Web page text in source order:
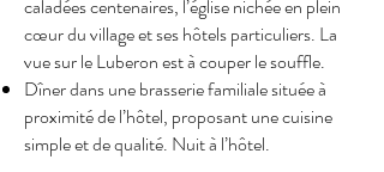
caladées centenaires, l’église nichée en plein
cœur du village et ses hôtels particuliers. La
vue sur le Luberon est à couper le souffle.
Dîner dans une brasserie familiale située à
proximité de l’hôtel, proposant une cuisine
simple et de qualité. Nuit à l’hôtel.